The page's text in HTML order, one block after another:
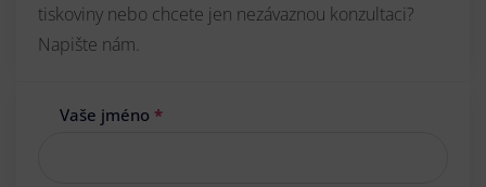
tiskoviny nebo chcete jen nezávaznou konzultaci?
Napište nám.
Vaše jméno *